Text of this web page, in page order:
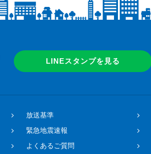
LINEスタンプを見る
放送基準
緊急地震速報
よくあるご質問